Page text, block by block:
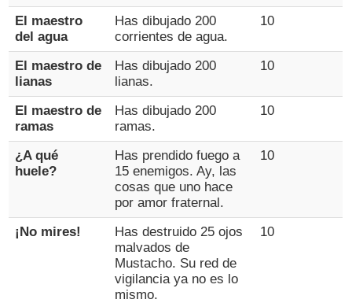
El maestro
del agua
Has dibujado 200
corrientes de agua.
10
El maestro de
lianas
Has dibujado 200
lianas.
10
El maestro de
ramas
Has dibujado 200
ramas.
10
¿A qué
huele?
Has prendido fuego a
15 enemigos. Ay, las
cosas que uno hace
por amor fraternal.
10
¡No mires!
Has destruido 25 ojos
malvados de
Mustacho. Su red de
vigilancia ya no es lo
mismo.
10